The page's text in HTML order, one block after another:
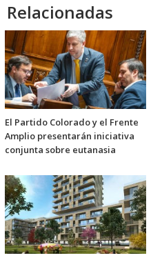
Relacionadas
El Partido Colorado y el Frente
Amplio presentarán iniciativa
conjunta sobre eutanasia